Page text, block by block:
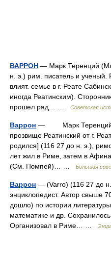
ВАРРОН — Марк Теренций
н. э.) рим. писатель и ученый.
влият. семье в г. Реате
иногда Реатинским).
прошел ряд… …
Советская
Варрон — Марк Теренций
прозвище Реатинский от г.
родился] (116 27 до н. э.),
лет жил в Риме, затем в
(См. Помпей)… …
Большая
Варрон — (Varro) (116 27 до
энциклопедист. Автор свыше
дошло) по истории
математике и др.
Организовал в Риме… …